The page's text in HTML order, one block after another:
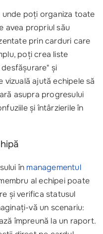
poți organiza toate
avea propriul său
prin carduri care
poți crea liste
și
vizuală ajută echipele să
asupra progresului
și întârzierile în
în managementul
al echipei poate
și verifica statusul
vă un scenariu:
împreună la un raport.